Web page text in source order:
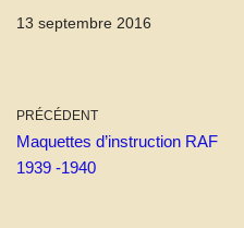
13 septembre 2016
PRÉCÉDENT
Maquettes d’instruction RAF
1939 -1940